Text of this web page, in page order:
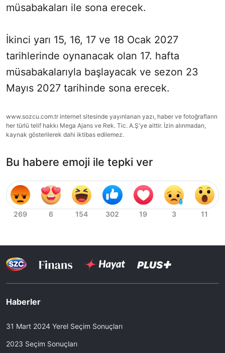
müsabakaları ile sona erecek.
İkinci yarı 15, 16, 17 ve 18 Ocak 2027
tarihlerinde oynanacak olan 17. hafta
müsabakalarıyla başlayacak ve sezon 23
Mayıs 2027 tarihinde sona erecek.
www.sozcu.com.tr internet sitesinde yayınlanan yazı, haber ve fotoğrafların
her türlü telif hakkı Mega Ajans ve Rek. Tic. A.Ş'ye aittir. İzin alınmadan,
kaynak gösterilerek dahi iktibas edilemez.
Bu habere emoji ile tepki ver
Haberler
31 Mart 2024 Yerel Seçim Sonuçları
2023 Seçim Sonuçları